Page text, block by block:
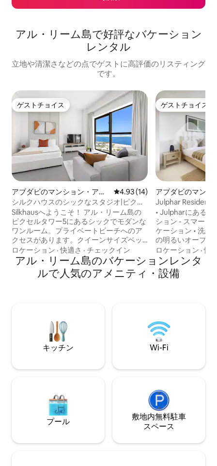
アル・リーム島で好評なバケーション
レンタル
立地や清潔さなどの点でゲストに高評価のリスティング
です。
ゲストチョイス
ゲストチョイス
アブダビのマンション・アパ
ート
レビュー14件、5つ星中4.93つ
4.93 (14)
シルクハウスのシックなスタジオ|ピクセ
ルタワー|プライベートビーチ
Silkhausへようこそ！ アル・リーム島の
ピクセルタワー5にあるシックでモダンな
ワンルーム。プライベートビーチへのア
クセスがあります。クイーンサイズベッ
ド、スマートテレビ、設備の整ったキッ
チン、500MbpsのWi-Fi、洗濯機・乾燥
機、エアコン、バルコニー、ワークスペ
ースを備えています。ゲストはプール、
ックインで、2名様に最適です。 （宿泊施
設周辺で工事が進行中のため、多少の迷
惑が生じる場合がありますのでご了承く
ださい。）
ロケーション ·快適さ · チェックイン
ゲストチョイス
ゲストチョイス
アブダビのマンシ
ト
Julphar
• Julpharにある
ション - スマート
ケーション • 洗練
の明るいオープン
デザインの快適
ス • 設備の整っ
スルーム • 高速
在に最適 • スム
ェックインは午後
トは午前11時 • 最
ロケーション ·快
アル・リーム島のバケーションレンタ
ルで人気のアメニティ・設備
キッチン Wi-Fi
プール
敷地内無料駐⁠車
ス⁠ペ⁠ー⁠ス